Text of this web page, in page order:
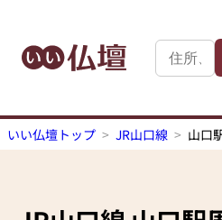
いい仏壇トップ JR山口線 山口